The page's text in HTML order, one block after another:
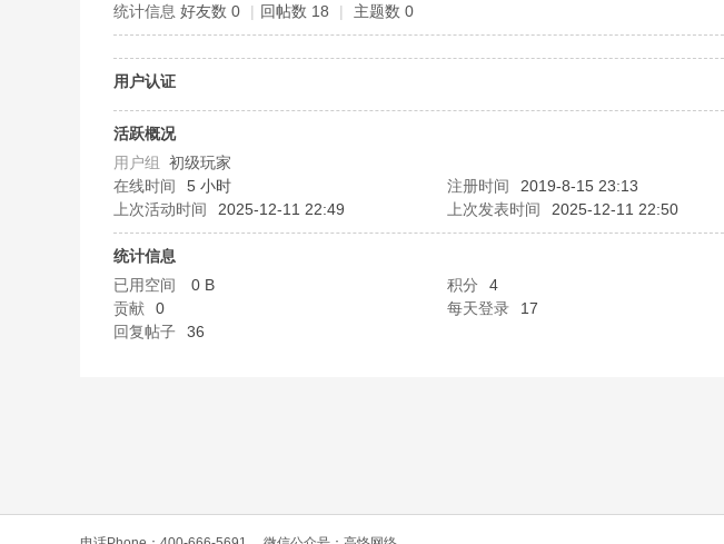
L
统计信息 好友数 0 | 回帖数 18 | 主题数 0
用户认证
活跃概况
用户组 初级玩家
在线时间
5 小时 注册时间 2019-8-15 23:13
上次活动时间
2025-12-11 22:49 上次发表时间 2025-12-11 22:50
统计信息
已用空间
0 B 积分 4
贡献
0 每天登录 17
回复帖子
36